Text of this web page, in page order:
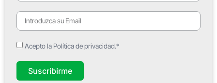
Acepto la Política de privacidad.*
Suscribirme